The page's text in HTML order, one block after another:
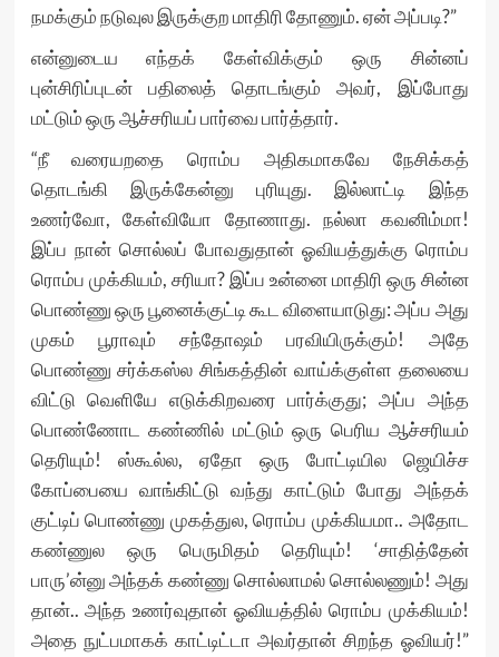
நமக்கும் நடுவுல இருக்குற மாதிரி தோணும். ஏன் அப்படி?”
என்னுடைய எந்தக் கேள்விக்கும் ஒரு சின்னப்
புன்சிரிப்புடன் பதிலைத் தொடங்கும் அவர், இப்போது
மட்டும் ஒரு ஆச்சரியப் பார்வை பார்த்தார்.
“நீ வரையறதை ரொம்ப அதிகமாகவே நேசிக்கத்
தொடங்கி இருக்கேன்னு புரியுது. இல்லாட்டி இந்த
உணர்வோ, கேள்வியோ தோணாது. நல்லா கவனிம்மா!
இப்ப நான் சொல்லப் போவதுதான் ஓவியத்துக்கு ரொம்ப
ரொம்ப முக்கியம், சரியா? இப்ப உன்னை மாதிரி ஒரு சின்ன
பொண்ணு ஒரு பூனைக்குட்டி கூட விளையாடுது: அப்ப அது
முகம் பூராவும் சந்தோஷம் பரவியிருக்கும்! அதே
பொண்ணு சர்க்கஸ்ல சிங்கத்தின் வாய்க்குள்ள தலையை
விட்டு வெளியே எடுக்கிறவரை பார்க்குது; அப்ப அந்த
பொண்ணோட கண்ணில் மட்டும் ஒரு பெரிய ஆச்சரியம்
தெரியும்! ஸ்கூல்ல, ஏதோ ஒரு போட்டியில ஜெயிச்ச
கோப்பையை வாங்கிட்டு வந்து காட்டும் போது அந்தக்
குட்டிப் பொண்ணு முகத்துல, ரொம்ப முக்கியமா.. அதோட
கண்ணுல ஒரு பெருமிதம் தெரியும்! ‘சாதித்தேன்
பாரு’ன்னு அந்தக் கண்ணு சொல்லாமல் சொல்லணும்! அது
தான்.. அந்த உணர்வுதான் ஓவியத்தில் ரொம்ப முக்கியம்!
அதை நுட்பமாகக் காட்டிட்டா அவர்தான் சிறந்த ஓவியர்!”